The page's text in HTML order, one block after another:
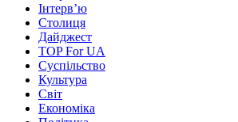
Інтерв’ю
Столиця
Дайджест
TOP For UA
Суспiльство
Культура
Світ
Економіка